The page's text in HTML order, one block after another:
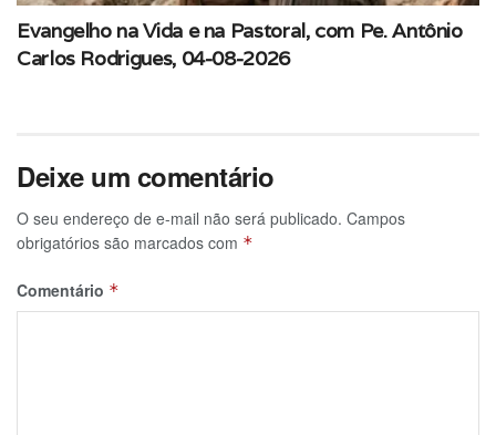
Evangelho na Vida e na Pastoral, com Pe. Antônio
Carlos Rodrigues, 04-08-2026
Deixe um comentário
O seu endereço de e-mail não será publicado. Campos
obrigatórios são marcados com *
Comentário *